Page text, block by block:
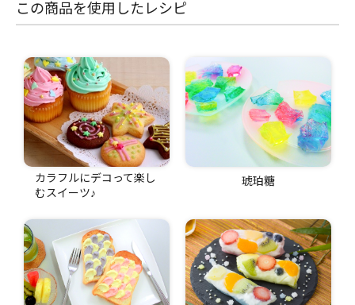
この商品を使用したレシピ
カラフルにデコって楽し
むスイーツ♪
琥珀糖